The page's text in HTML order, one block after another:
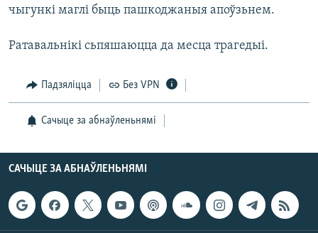
чыгункі маглі быць пашкоджаныя апоўзьнем.
Ратавальнікі сьпяшаюцца да месца трагедыі.
Падзяліцца Без VPN
Сачыце за абнаўленьнямі
САЧЫЦЕ ЗА АБНАЎЛЕНЬНЯМІ